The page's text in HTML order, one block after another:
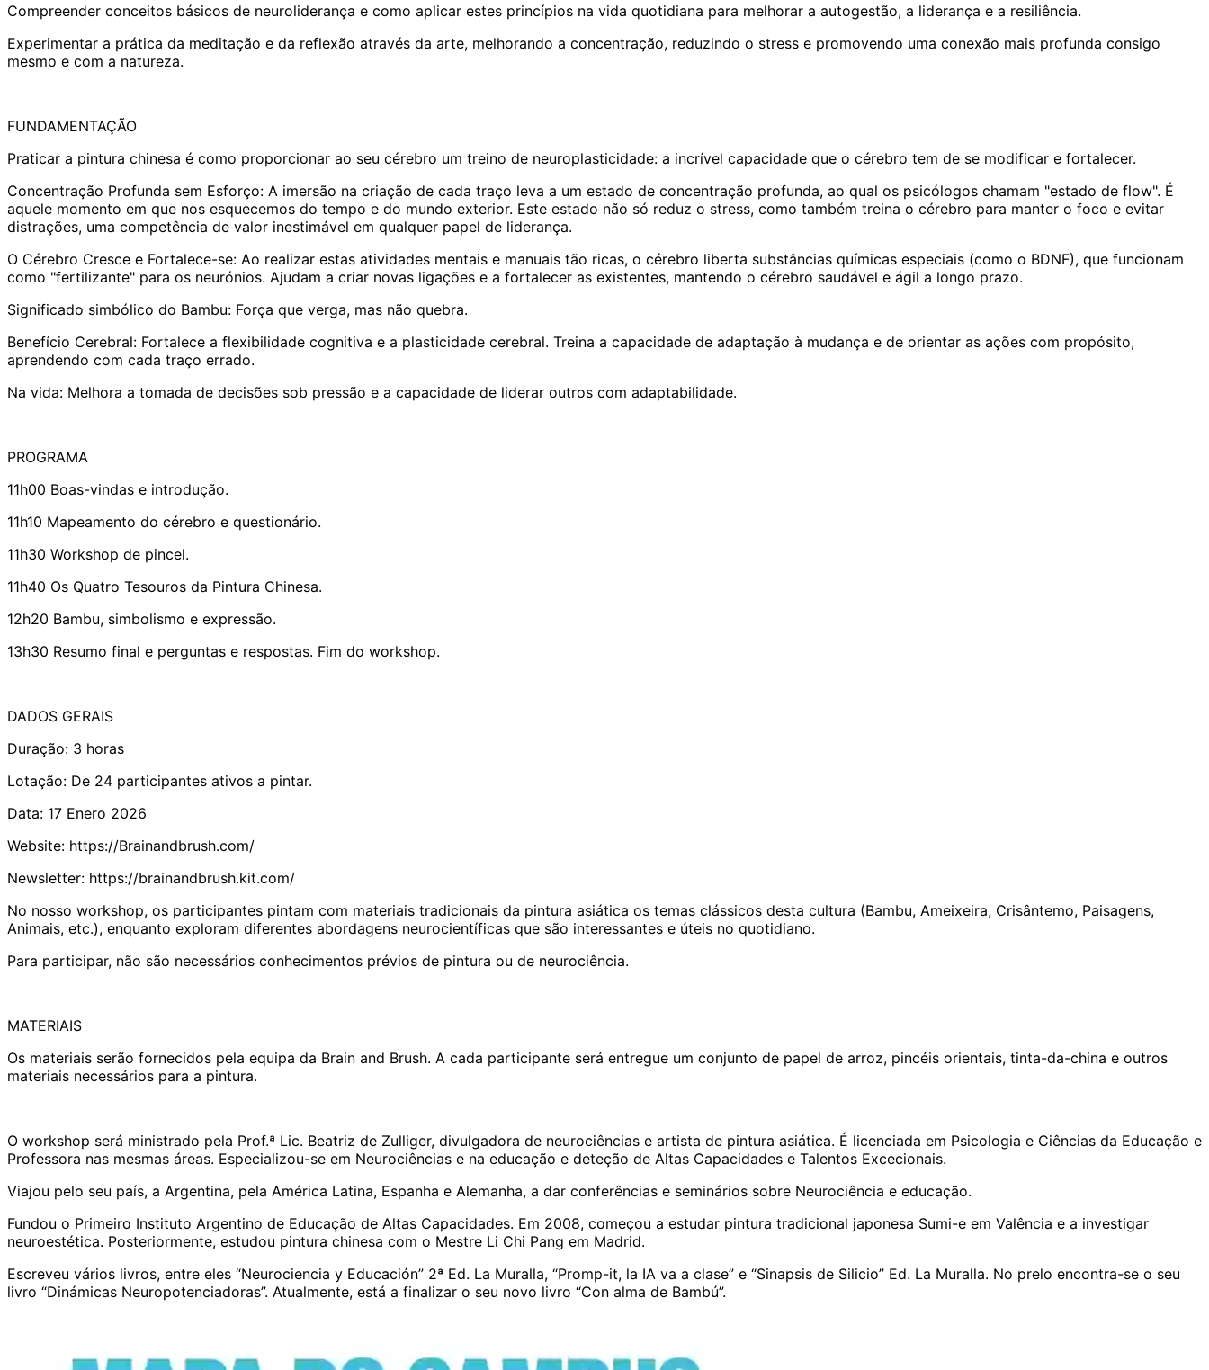
Compreender conceitos básicos de neuroliderança e como aplicar estes princípios na vida quotidiana para melhorar a autogestão, a liderança e a resiliência.
Experimentar a prática da meditação e da reflexão através da arte, melhorando a concentração, reduzindo o stress e promovendo uma conexão mais profunda consigo
mesmo e com a natureza.
FUNDAMENTAÇÃO
Praticar a pintura chinesa é como proporcionar ao seu cérebro um treino de neuroplasticidade: a incrível capacidade que o cérebro tem de se modificar e fortalecer.
Concentração Profunda sem Esforço: A imersão na criação de cada traço leva a um estado de concentração profunda, ao qual os psicólogos chamam "estado de flow". É
aquele momento em que nos esquecemos do tempo e do mundo exterior. Este estado não só reduz o stress, como também treina o cérebro para manter o foco e evitar
distrações, uma competência de valor inestimável em qualquer papel de liderança.
O Cérebro Cresce e Fortalece-se: Ao realizar estas atividades mentais e manuais tão ricas, o cérebro liberta substâncias químicas especiais (como o BDNF), que funcionam
como "fertilizante" para os neurónios. Ajudam a criar novas ligações e a fortalecer as existentes, mantendo o cérebro saudável e ágil a longo prazo.
Significado simbólico do Bambu: Força que verga, mas não quebra.
Benefício Cerebral: Fortalece a flexibilidade cognitiva e a plasticidade cerebral. Treina a capacidade de adaptação à mudança e de orientar as ações com propósito,
aprendendo com cada traço errado.
Na vida: Melhora a tomada de decisões sob pressão e a capacidade de liderar outros com adaptabilidade.
PROGRAMA
11h00 Boas-vindas e introdução.
11h10 Mapeamento do cérebro e questionário.
11h30 Workshop de pincel.
11h40 Os Quatro Tesouros da Pintura Chinesa.
12h20 Bambu, simbolismo e expressão.
13h30 Resumo final e perguntas e respostas. Fim do workshop.
DADOS GERAIS
Duração: 3 horas
Lotação: De 24 participantes ativos a pintar.
Data: 17 Enero 2026
Website: https://Brainandbrush.com/
Newsletter: https://brainandbrush.kit.com/
No nosso workshop, os participantes pintam com materiais tradicionais da pintura asiática os temas clássicos desta cultura (Bambu, Ameixeira, Crisântemo, Paisagens,
Animais, etc.), enquanto exploram diferentes abordagens neurocientíficas que são interessantes e úteis no quotidiano.
Para participar, não são necessários conhecimentos prévios de pintura ou de neurociência.
MATERIAIS
Os materiais serão fornecidos pela equipa da Brain and Brush. A cada participante será entregue um conjunto de papel de arroz, pincéis orientais, tinta-da-china e outros
materiais necessários para a pintura.
O workshop será ministrado pela Prof.ª Lic. Beatriz de Zulliger, divulgadora de neurociências e artista de pintura asiática. É licenciada em Psicologia e Ciências da Educação e
Professora nas mesmas áreas. Especializou-se em Neurociências e na educação e deteção de Altas Capacidades e Talentos Excecionais.
Viajou pelo seu país, a Argentina, pela América Latina, Espanha e Alemanha, a dar conferências e seminários sobre Neurociência e educação.
Fundou o Primeiro Instituto Argentino de Educação de Altas Capacidades. Em 2008, começou a estudar pintura tradicional japonesa Sumi-e em Valência e a investigar
neuroestética. Posteriormente, estudou pintura chinesa com o Mestre Li Chi Pang em Madrid.
Escreveu vários livros, entre eles “Neurociencia y Educación” 2ª Ed. La Muralla, “Promp-it, la IA va a clase” e “Sinapsis de Silicio” Ed. La Muralla. No prelo encontra-se o seu
livro “Dinámicas Neuropotenciadoras”. Atualmente, está a finalizar o seu novo livro “Con alma de Bambú”.